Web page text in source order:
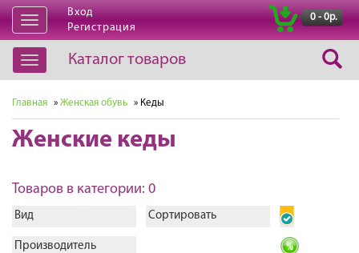
Открыть
навигацию
Вход
Регистрация
0 - 0р.
Открыть
навигацию
Каталог товаров
Главная » Женская обувь » Кеды
Женские кеды
Товаров в категории: 0
Вид Сортировать
Производитель